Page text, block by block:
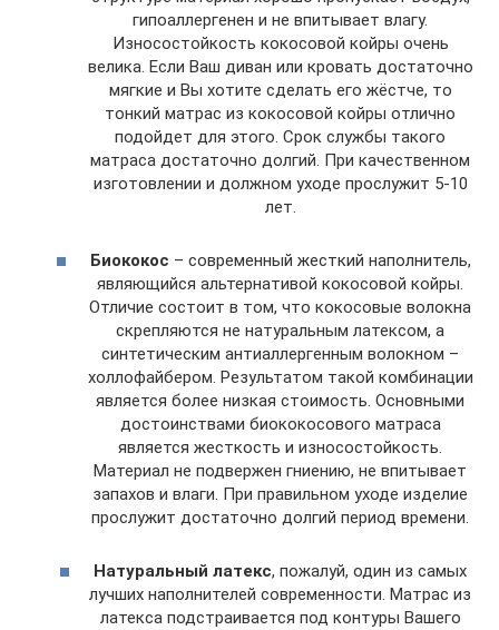
гипоаллергенен и не впитывает влагу.
Износостойкость кокосовой койры очень
велика. Если Ваш диван или кровать достаточно
мягкие и Вы хотите сделать его жёстче, то
тонкий матрас из кокосовой койры отлично
подойдет для этого. Срок службы такого
матраса достаточно долгий. При качественном
изготовлении и должном уходе прослужит 5-10
лет.
Биококос – современный жесткий наполнитель,
являющийся альтернативой кокосовой койры.
Отличие состоит в том, что кокосовые волокна
скрепляются не натуральным латексом, а
синтетическим антиаллергенным волокном –
холлофайбером. Результатом такой комбинации
является более низкая стоимость. Основными
достоинствами биококосового матраса
является жесткость и износостойкость.
Материал не подвержен гниению, не впитывает
запахов и влаги. При правильном уходе изделие
прослужит достаточно долгий период времени.
Натуральный латекс, пожалуй, один из самых
лучших наполнителей современности. Матрас из
латекса подстраивается под контуры Вашего